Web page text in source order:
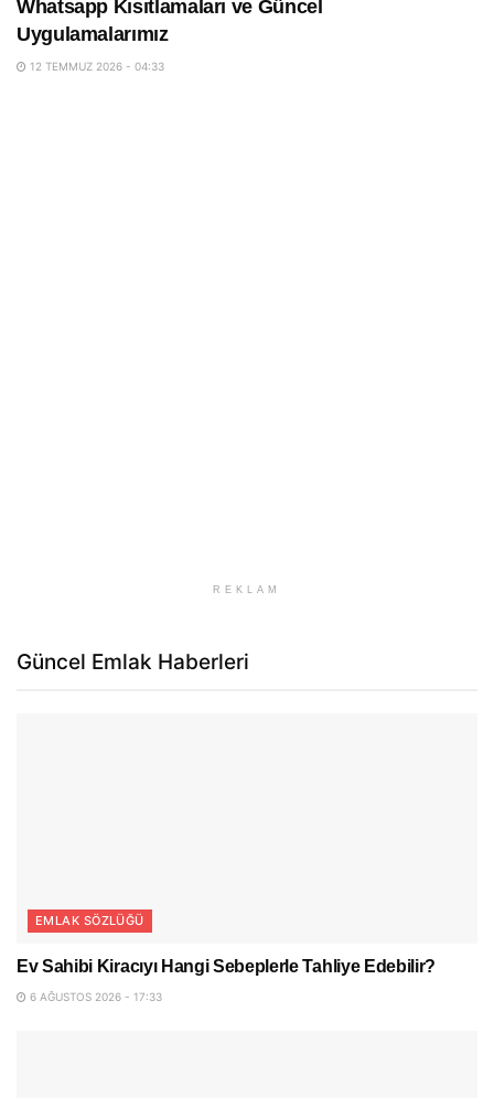
Whatsapp Kısıtlamaları ve Güncel
Uygulamalarımız
12 TEMMUZ 2026 - 04:33
REKLAM
Güncel Emlak Haberleri
EMLAK SÖZLÜĞÜ
Ev Sahibi Kiracıyı Hangi Sebeplerle Tahliye Edebilir?
6 AĞUSTOS 2026 - 17:33